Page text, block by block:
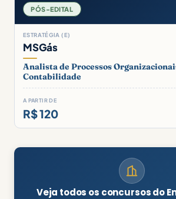
PÓS-EDITAL
ESTRATÉGIA (E)
MSGás
Analista de Processos
Contabilidade
A PARTIR DE
R$ 120
Veja todos os concursos do